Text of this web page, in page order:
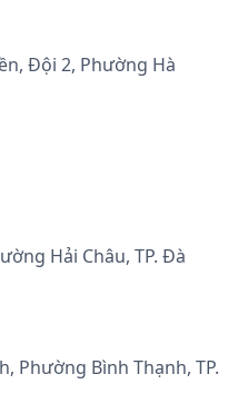
Đội 2, Phường Hà
Hải Châu, TP. Đà
Phường Bình Thạnh, TP.